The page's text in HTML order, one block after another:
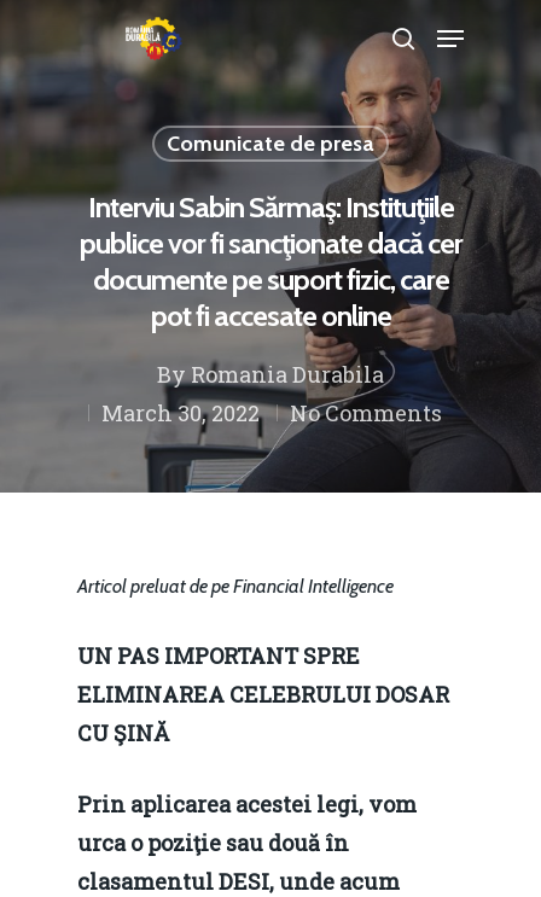
Hit enter to search or ESC to close
Comunicate de presa
Interviu Sabin Sărmaş: Instituţiile
publice vor fi sancţionate dacă cer
documente pe suport fizic, care
pot fi accesate online
ByRomania Durabila
March 30, 2022
No Comments
Articol preluat de pe Financial Intelligence
UN PAS IMPORTANT SPRE
ELIMINAREA CELEBRULUI DOSAR
CU ŞINĂ
Prin aplicarea acestei legi, vom
urca o poziţie sau două în
clasamentul DESI, unde acum